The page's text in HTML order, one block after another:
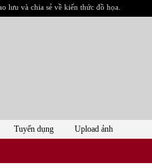
lưu và chia sẻ về kiến thức đồ họa.
Tuyển dụng Upload ảnh